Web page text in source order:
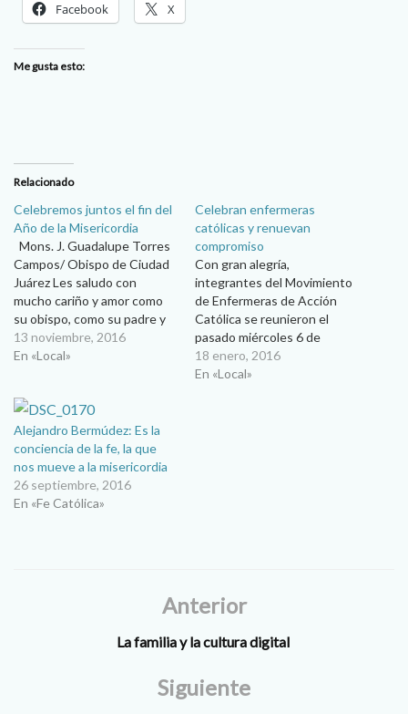
Facebook X
Me gusta esto:
Relacionado
Celebremos juntos el fin del
Año de la Misericordia
Mons. J. Guadalupe Torres
Campos/ Obispo de Ciudad
Juárez Les saludo con
mucho cariño y amor como
su obispo, como su padre y
pastor. Siempre es
importante mantener esa
orientación. Hoy quiero
platicar con ustedes acerca
de la clausura del Año…
13 noviembre, 2016
En «Local»
Celebran enfermeras
católicas y renuevan
compromiso
Con gran alegría,
integrantes del Movimiento
de Enfermeras de Acción
Católica se reunieron el
pasado miércoles 6 de
enero, fiesta de la Epifanía,
para participar en la
18 enero, 2016
En «Local»
Alejandro Bermúdez: Es la
conciencia de la fe, la que
nos mueve a la misericordia
26 septiembre, 2016
En «Fe Católica»
Anterior
La familia y la cultura digital
Siguiente